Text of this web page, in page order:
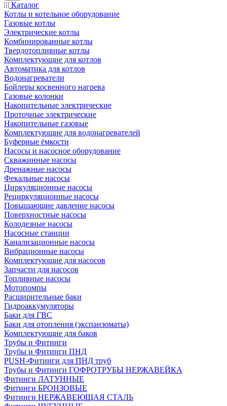
Каталог
Котлы и котельное оборудование
Газовые котлы
Электрические котлы
Комбинированные котлы
Твердотопливные котлы
Комплектующие для котлов
Автоматика для котлов
Водонагреватели
Бойлеры косвенного нагрева
Газовые колонки
Накопительные электрические
Проточные электрические
Накопительные газовые
Комплектующие для водонагревателей
Буферные ёмкости
Насосы и насосное оборудование
Скважинные насосы
Дренажные насосы
Фекальные насосы
Циркуляционные насосы
Рециркуляционные насосы
Повышающие давление насосы
Поверхностные насосы
Колодезные насосы
Насосные станции
Канализационные насосы
Вибрационные насосы
Комплектующие для насосов
Запчасти для насосов
Топливные насосы
Мотопомпы
Расширительные баки
Гидроаккумуляторы
Баки для ГВС
Баки для отопления (экспанзоматы)
Комплектующие для баков
Трубы и Фитинги
Трубы и Фитинги ПНД
PUSH-Фитинги для ПНД труб
Трубы и Фитинги ГОФРОТРУБЫ НЕРЖАВЕЙКА
Фитинги ЛАТУННЫЕ
Фитинги БРОНЗОВЫЕ
Фитинги НЕРЖАВЕЮЩАЯ СТАЛЬ